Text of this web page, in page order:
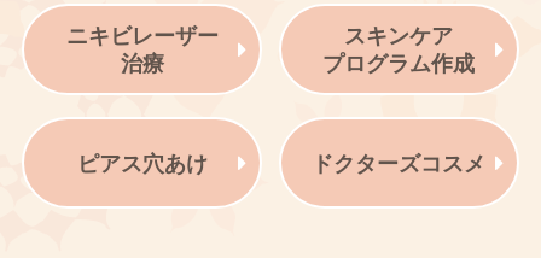
ニキビレーザー
治療
スキンケア
プログラム作成
ピアス穴あけ ドクターズコスメ